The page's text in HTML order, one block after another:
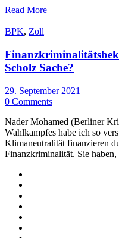
Read More
BPK, Zoll
Scholz Sache?
29. September 2021
0 Comments
Nader Mohamed (Berliner
Wahlkampfes habe ich so
Klimaneutralität finanzieren
Finanzkriminalität. Sie